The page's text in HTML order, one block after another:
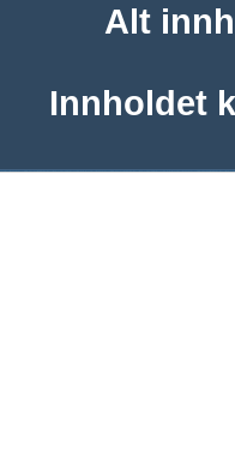
Alt
Innholdet